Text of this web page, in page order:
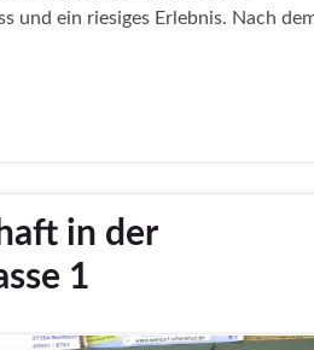
und ein riesiges Erlebnis. Nach
in der
1